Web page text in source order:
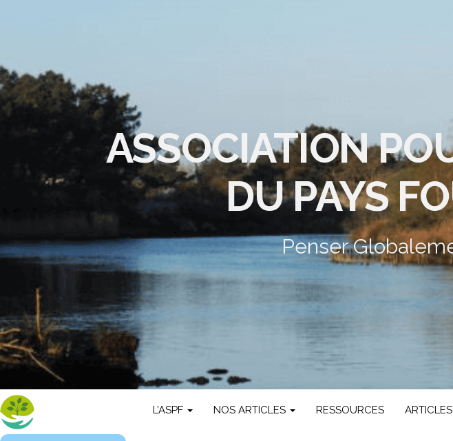
ASSOCIATION
DU PAYS
Penser
L’ASPF NOS ARTICLES RESSOURCES